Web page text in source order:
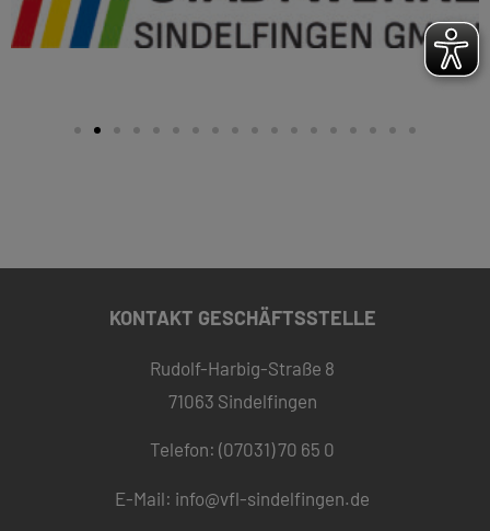
KONTAKT GESCHÄFTSSTELLE
Rudolf-Harbig-Straße 8
71063 Sindelfingen
Telefon: (07031) 70 65 0
E-Mail: info@vfl-sindelfingen.de